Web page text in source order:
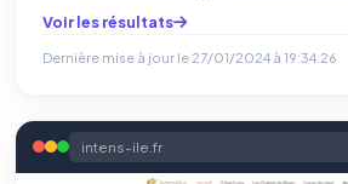
Voir les résultats
Dernière mise à jour le 27/01/2024 à 19:34:26
intens-ile.fr